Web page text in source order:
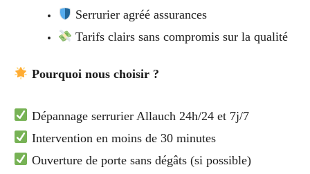
Serrurier agréé assurances
Tarifs clairs sans compromis sur la qualité
Pourquoi nous choisir ?
Dépannage serrurier Allauch 24h/24 et 7j/7
Intervention en moins de 30 minutes
Ouverture de porte sans dégâts (si possible)